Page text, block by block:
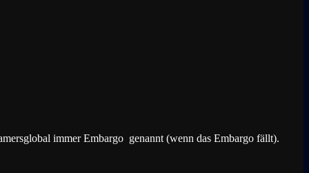
immer Embargo genannt (wenn das Embargo fällt).